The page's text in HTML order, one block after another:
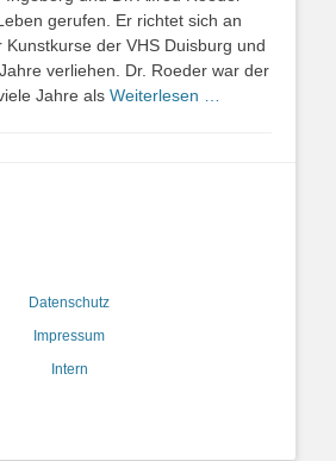
gerufen. Er richtet sich an
Kunstkurse der VHS Duisburg und
verliehen. Dr. Roeder war der
Jahre als Weiterlesen …
Datenschutz
Impressum
Intern